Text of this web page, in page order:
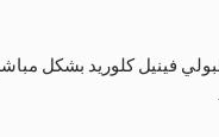
فينيل كلوريد بشكل